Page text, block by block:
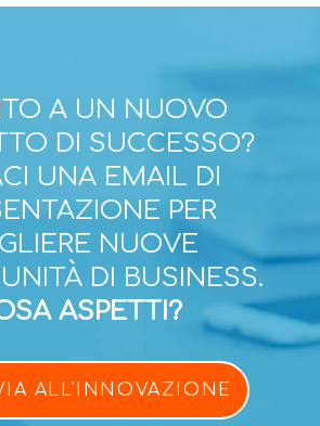
A UN NUOVO
DI SUCCESSO?
UNA EMAIL DI
PER
NUOVE
DI BUSINESS.
ASPETTI?
ALL'INNOVAZIONE